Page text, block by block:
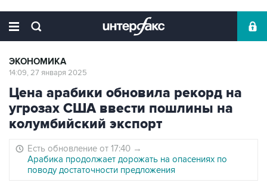
ЭКОНОМИКА
14:09, 27 января 2025
Цена арабики обновила рекорд на
угрозах США ввести пошлины на
колумбийский экспорт
Есть обновление от 17:40 →
Арабика продолжает дорожать на опасениях по
поводу достаточности предложения